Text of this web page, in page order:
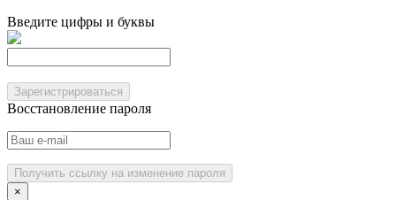
Введите цифры и буквы
Зарегистрироваться
Восстановление пароля
Получить ссылку на изменение пароля
×